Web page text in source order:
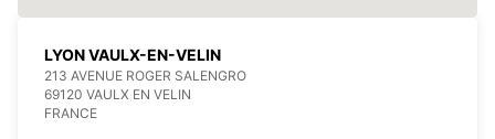
LYON VAULX-EN-VELIN
213 AVENUE ROGER SALENGRO
69120 VAULX EN VELIN
FRANCE